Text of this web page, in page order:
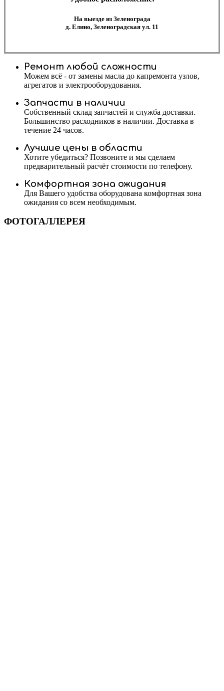
На выезде из Зеленограда
д. Елино, Зеленоградская ул. 11
Ремонт любой сложности
Можем всё - от замены масла до капремонта узлов,
агрегатов и электрооборудования.
Запчасти в наличии
Собственный склад запчастей и служба доставки.
Большинство расходников в наличии. Доставка в
течение 24 часов.
Лучшие цены в области
Хотите убедиться? Позвоните и мы сделаем
предварительный расчёт стоимости по телефону.
Комфортная зона ожидания
Для Вашего удобства оборудована комфортная зона
ожидания со всем необходимым.
ФОТОГАЛЛЕРЕЯ